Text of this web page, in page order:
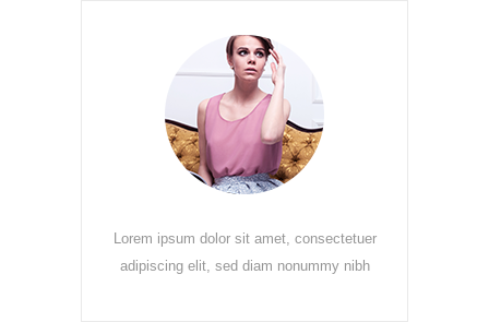
Lorem ipsum dolor sit amet, consectetuer
adipiscing elit, sed diam nonummy nibh